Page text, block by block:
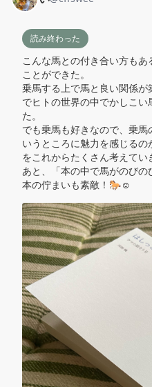
読み終わった
こんな馬との付き合い方も
ことができた。
乗馬する上で馬と良い関係
でヒトの世界の中でかしこ
た。
でも乗馬も好きなので、乗
いうところに魅力を感じる
をこれからたくさん考えて
あと、「本の中で馬がのび
本の佇まいも素敵！🐎☺️